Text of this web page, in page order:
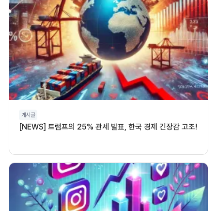
게시글
[NEWS] 트럼프의 25% 관세 발표, 한국 경제 긴장감 고조!